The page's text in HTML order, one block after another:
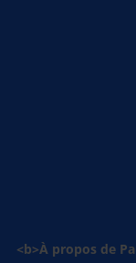
<b>À propos de